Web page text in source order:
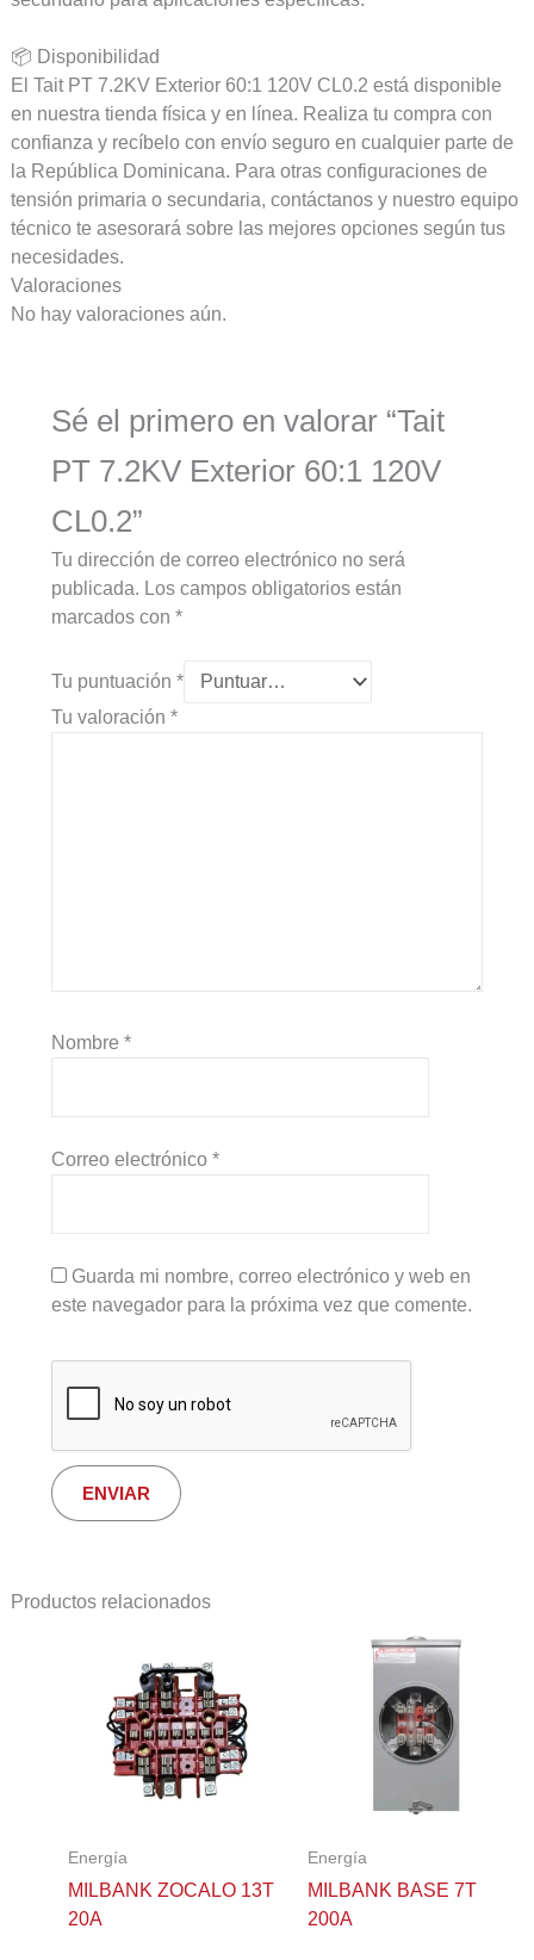
📦 Disponibilidad
El Tait PT 7.2KV Exterior 60:1 120V CL0.2 está disponible
en nuestra tienda física y en línea. Realiza tu compra con
confianza y recíbelo con envío seguro en cualquier parte de
la República Dominicana. Para otras configuraciones de
tensión primaria o secundaria, contáctanos y nuestro equipo
técnico te asesorará sobre las mejores opciones según tus
necesidades.
Valoraciones
No hay valoraciones aún.
Sé el primero en valorar “Tait
PT 7.2KV Exterior 60:1 120V
CL0.2”
Tu dirección de correo electrónico no será
publicada. Los campos obligatorios están
marcados con *
Tu puntuación *
Tu valoración *
Nombre *
Correo electrónico *
Guarda mi nombre, correo electrónico y web en
este navegador para la próxima vez que comente.
Productos relacionados
Energía
MILBANK ZOCALO 13T
20A
Energía
MILBANK BASE 7T
200A